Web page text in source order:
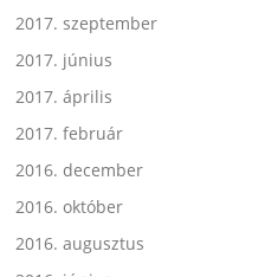
2017. szeptember
2017. június
2017. április
2017. február
2016. december
2016. október
2016. augusztus